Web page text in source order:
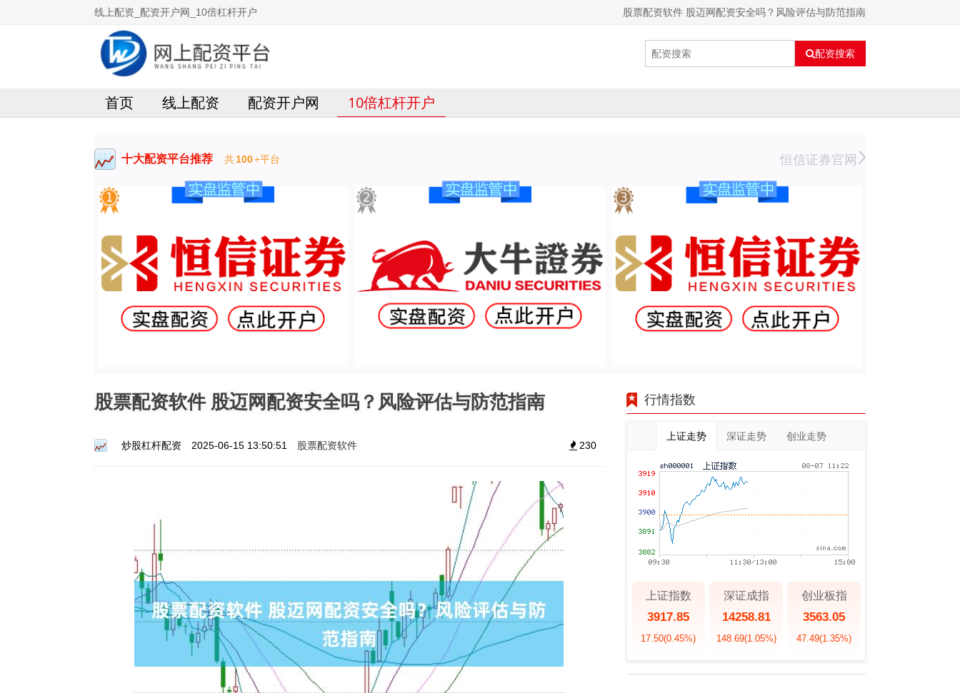
线上配资_配资开户网_10倍杠杆开户 股票配资软件 股迈网配资安全吗？风险评估与防范指南
配资搜索
首页 线上配资 配资开户网 10倍杠杆开户
十大配资平台推荐 共100+平台 恒信证券官网
股票配资软件 股迈网配资安全吗？风险评估与防范指南
炒股杠杆配资 2025-06-15 13:50:51 股票配资软件 230
行情指数
上证走势 深证走势 创业走势
上证指数
3917.85
17.50(0.45%)
深证成指
14258.81
148.69(1.05%)
创业板指
3563.05
47.49(1.35%)